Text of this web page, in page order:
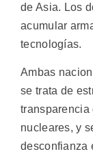
de Asia. Los
acumular
tecnologías.
Ambas
se trata de
transparencia
nucleares, y
desconfianza